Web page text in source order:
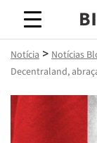
Notícia > Notícias
Decentraland,